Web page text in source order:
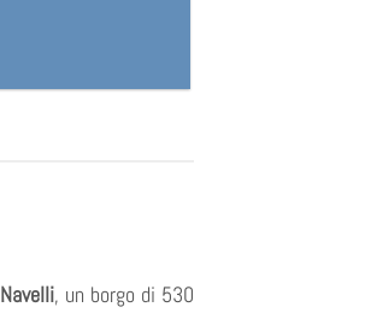
Navelli, un borgo di 530